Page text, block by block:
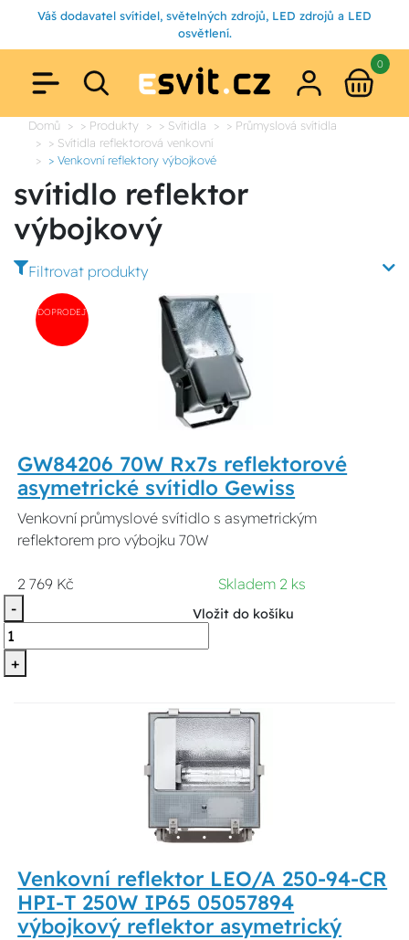
Váš dodavatel svítidel, světelných zdrojů, LED zdrojů a LED
osvětlení.
0
Domů > Produkty > Svítidla
> Průmyslová svítidla
> Svítidla reflektorová venkovní
> Venkovní reflektory výbojkové
svítidlo reflektor
výbojkový
Filtrovat produkty
DOPRODEJ
GW84206 70W Rx7s reflektorové
asymetrické svítidlo Gewiss
Venkovní průmyslové svítidlo s asymetrickým
reflektorem pro výbojku 70W
2 769 Kč
Skladem 2 ks
-
+
Vložit do košíku
Venkovní reflektor LEO/A 250-94-CR
HPI-T 250W IP65 05057894
výbojkový reflektor asymetrický